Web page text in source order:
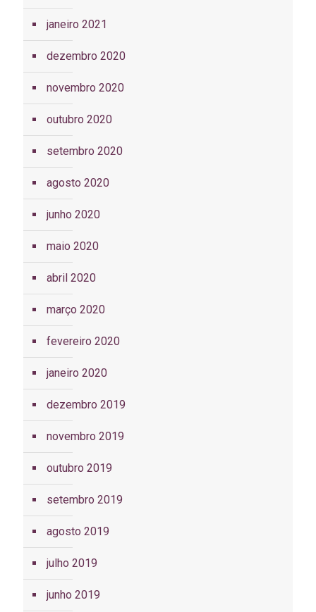
janeiro 2021
dezembro 2020
novembro 2020
outubro 2020
setembro 2020
agosto 2020
junho 2020
maio 2020
abril 2020
março 2020
fevereiro 2020
janeiro 2020
dezembro 2019
novembro 2019
outubro 2019
setembro 2019
agosto 2019
julho 2019
junho 2019